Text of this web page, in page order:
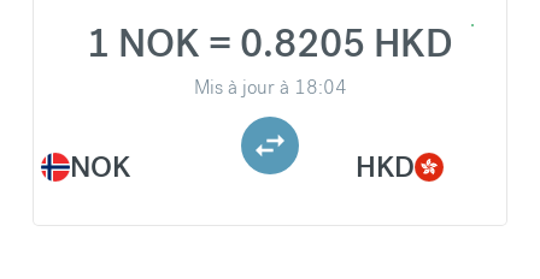
NOK
1 NOK = 0.8205 HKD
Mis à jour à 18:04
HKD